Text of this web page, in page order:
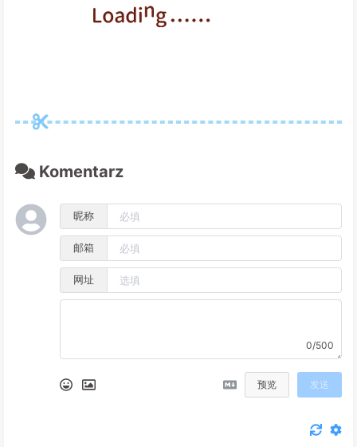
Komentarz
昵称
邮箱
网址
0/500
预览 发送